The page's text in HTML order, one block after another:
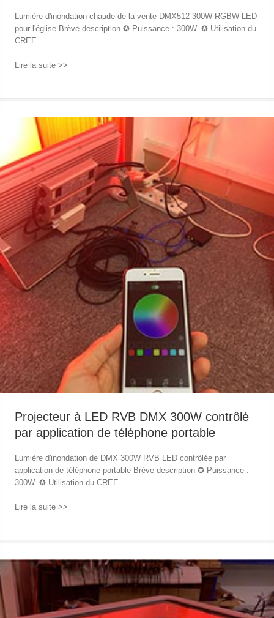
Lumière d'inondation chaude de la vente DMX512 300W RGBW LED
pour l'église Brève description ✪ Puissance : 300W. ✪ Utilisation du
CREE...
Lire la suite >>
Projecteur à LED RVB DMX 300W contrôlé
par application de téléphone portable
Lumière d'inondation de DMX 300W RVB LED contrôlée par
application de téléphone portable Brève description ✪ Puissance :
300W. ✪ Utilisation du CREE...
Lire la suite >>